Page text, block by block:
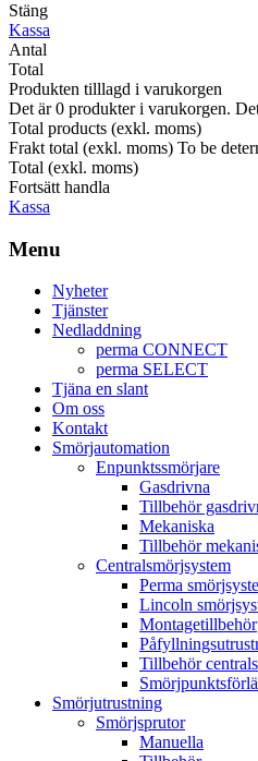
Stäng
Kassa
Antal
Total
Produkten tilllagd i varukorgen
Det är0 produkter i varukorgen.
Total products (exkl. moms)
Frakt total (exkl. moms) To be
Total (exkl. moms)
Fortsätt handla
Kassa
Menu
Nyheter
Tjänster
Nedladdning
perma CONNECT
perma SELECT
Tjäna en slant
Om oss
Kontakt
Smörjautomation
Enpunktssmörjare
Gasdrivna
Tillbehör
Mekaniska
Tillbehör
Centralsmörjsystem
Perma
Lincoln
Montagetillbehör
Tillbehör
Smörjutrustning
Smörjsprutor
Manuella